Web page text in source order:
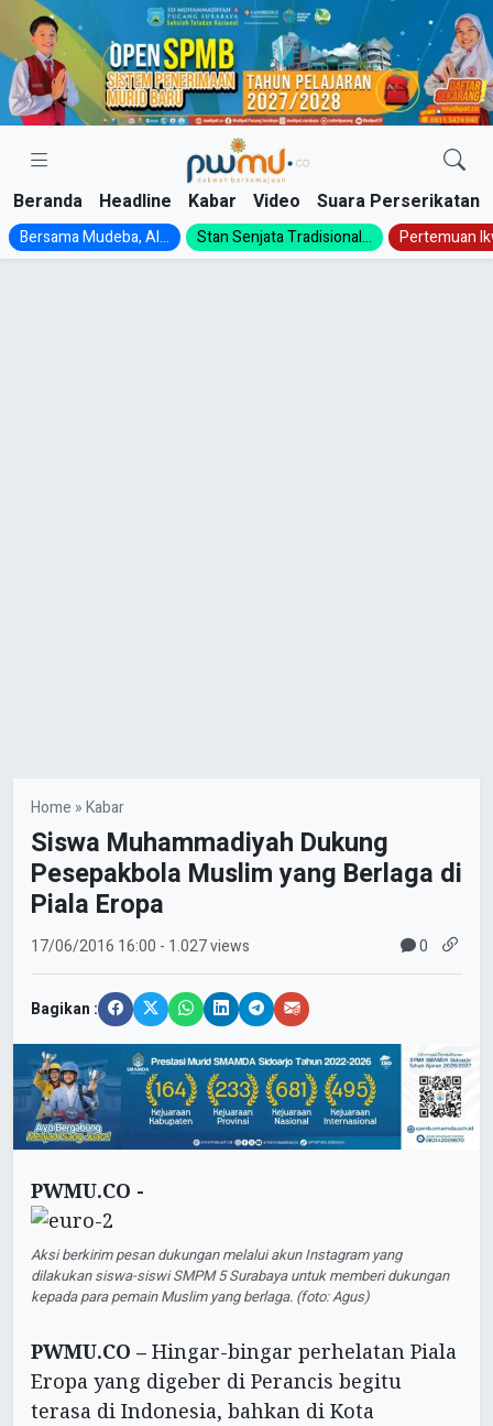
Skip
content
Beranda Headline Kabar Video Suara Perserikatan
Bersama Mudeba, Al... Stan Senjata Tradisional... Pertemuan
Home »Kabar
Siswa Muhammadiyah Dukung
Pesepakbola Muslim yang Berlaga di
Piala Eropa
17/06/2016 16:00 - 1.027 views 0
Bagikan :
PWMU.CO -
Aksi berkirim pesan dukungan melalui akun Instagram yang
dilakukan siswa-siswi SMPM 5 Surabaya untuk memberi dukungan
kepada para pemain Muslim yang berlaga. (foto: Agus)
PWMU.CO – Hingar-bingar perhelatan Piala
Eropa yang digeber di Perancis begitu
terasa di Indonesia, bahkan di Kota